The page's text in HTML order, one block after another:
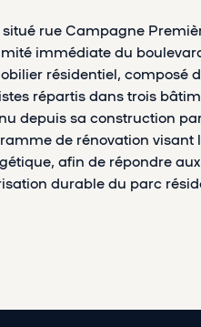
rue Campagne
immédiate du
résidentiel, composé
répartis dans trois
depuis sa construction
de rénovation visant
afin de répondre
durable du parc